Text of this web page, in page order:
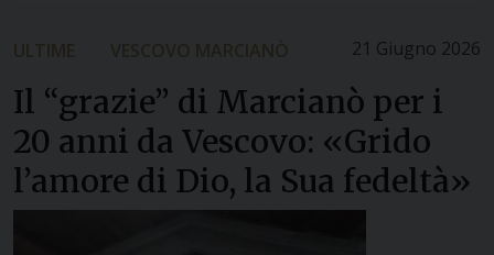
21 Giugno 2026
ULTIME VESCOVO MARCIANÒ
Il “grazie” di Marcianò per i
20 anni da Vescovo: «Grido
l’amore di Dio, la Sua fedeltà»